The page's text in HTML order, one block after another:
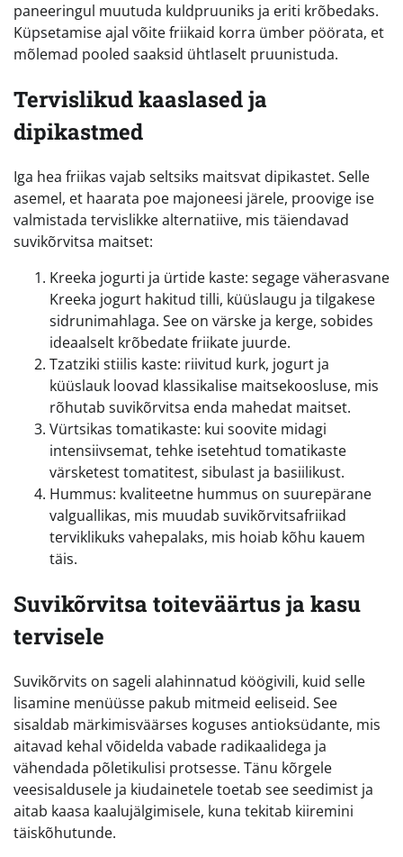
paneeringul muutuda kuldpruuniks ja eriti krõbedaks.
Küpsetamise ajal võite friikaid korra ümber pöörata, et
mõlemad pooled saaksid ühtlaselt pruunistuda.
Tervislikud kaaslased ja
dipikastmed
Iga hea friikas vajab seltsiks maitsvat dipikastet. Selle
asemel, et haarata poe majoneesi järele, proovige ise
valmistada tervislikke alternatiive, mis täiendavad
suvikõrvitsa maitset:
Kreeka jogurti ja ürtide kaste: segage väherasvane
Kreeka jogurt hakitud tilli, küüslaugu ja tilgakese
sidrunimahlaga. See on värske ja kerge, sobides
ideaalselt krõbedate friikate juurde.
Tzatziki stiilis kaste: riivitud kurk, jogurt ja
küüslauk loovad klassikalise maitsekoosluse, mis
rõhutab suvikõrvitsa enda mahedat maitset.
Vürtsikas tomatikaste: kui soovite midagi
intensiivsemat, tehke isetehtud tomatikaste
värsketest tomatitest, sibulast ja basiilikust.
Hummus: kvaliteetne hummus on suurepärane
valguallikas, mis muudab suvikõrvitsafriikad
terviklikuks vahepalaks, mis hoiab kõhu kauem
täis.
Suvikõrvitsa toiteväärtus ja kasu
tervisele
Suvikõrvits on sageli alahinnatud köögivili, kuid selle
lisamine menüüsse pakub mitmeid eeliseid. See
sisaldab märkimisväärses koguses antioksüdante, mis
aitavad kehal võidelda vabade radikaalidega ja
vähendada põletikulisi protsesse. Tänu kõrgele
veesisaldusele ja kiudainetele toetab see seedimist ja
aitab kaasa kaalujälgimisele, kuna tekitab kiiremini
täiskõhutunde.